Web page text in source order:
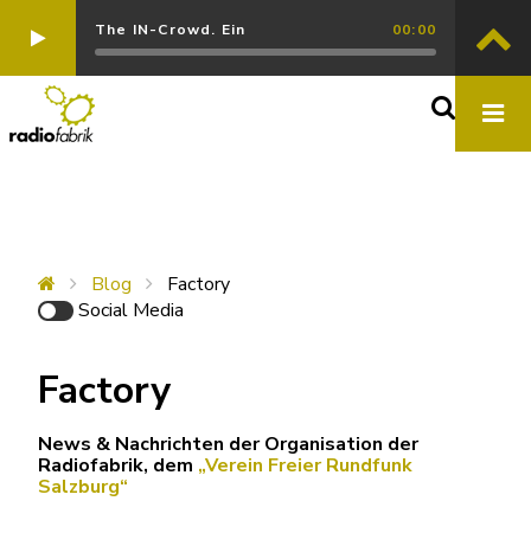
The IN-Crowd. Ein 00:00
Blog
Factory
Social Media
Factory
News & Nachrichten der Organisation der
Radiofabrik, dem „Verein Freier Rundfunk
Salzburg“